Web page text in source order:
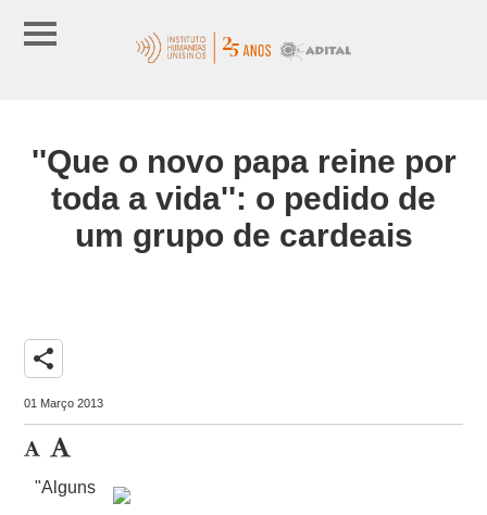
''Que o novo papa reine por
toda a vida'': o pedido de
um grupo de cardeais
share
01 Março 2013
"Alguns